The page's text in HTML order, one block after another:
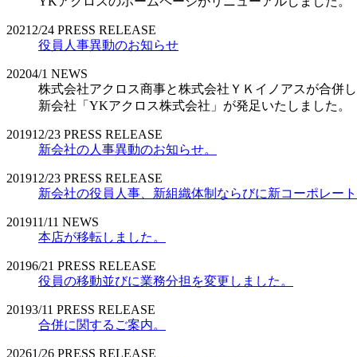
2021 2/24 PRESS RELEASE
役員人事異動のお知らせ
20204/1 NEWS
株式会社アクロス商事と株式会社ＹＫイノアスが合併し
新会社「YKアクロス株式会社」が発足いたしました。
201912/23 PRESS RELEASE
新会社の人事異動のお知らせ。
201912/23 PRESS RELEASE
新会社の役員人事、新組織体制ならびに新コーポレート
201911/11 NEWS
本店が移転しました。
20196/21 PRESS RELEASE
役員の移動並びに業務分担を変更しました。
20193/11 PRESS RELEASE
合併に関するご案内。
20261/26 PRESS RELEASE